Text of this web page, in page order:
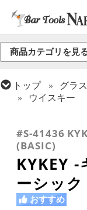
商品カテゴリを見
トップ グラ
ウイスキー
その他ブラン
#S-41436
(BASIC)
KYKEY
ーシッ
おすすめ